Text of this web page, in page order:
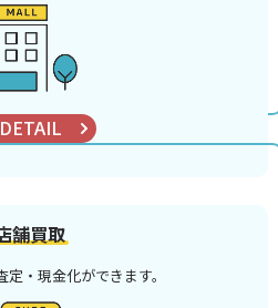
DETAIL
舗買取
・現金化ができます。